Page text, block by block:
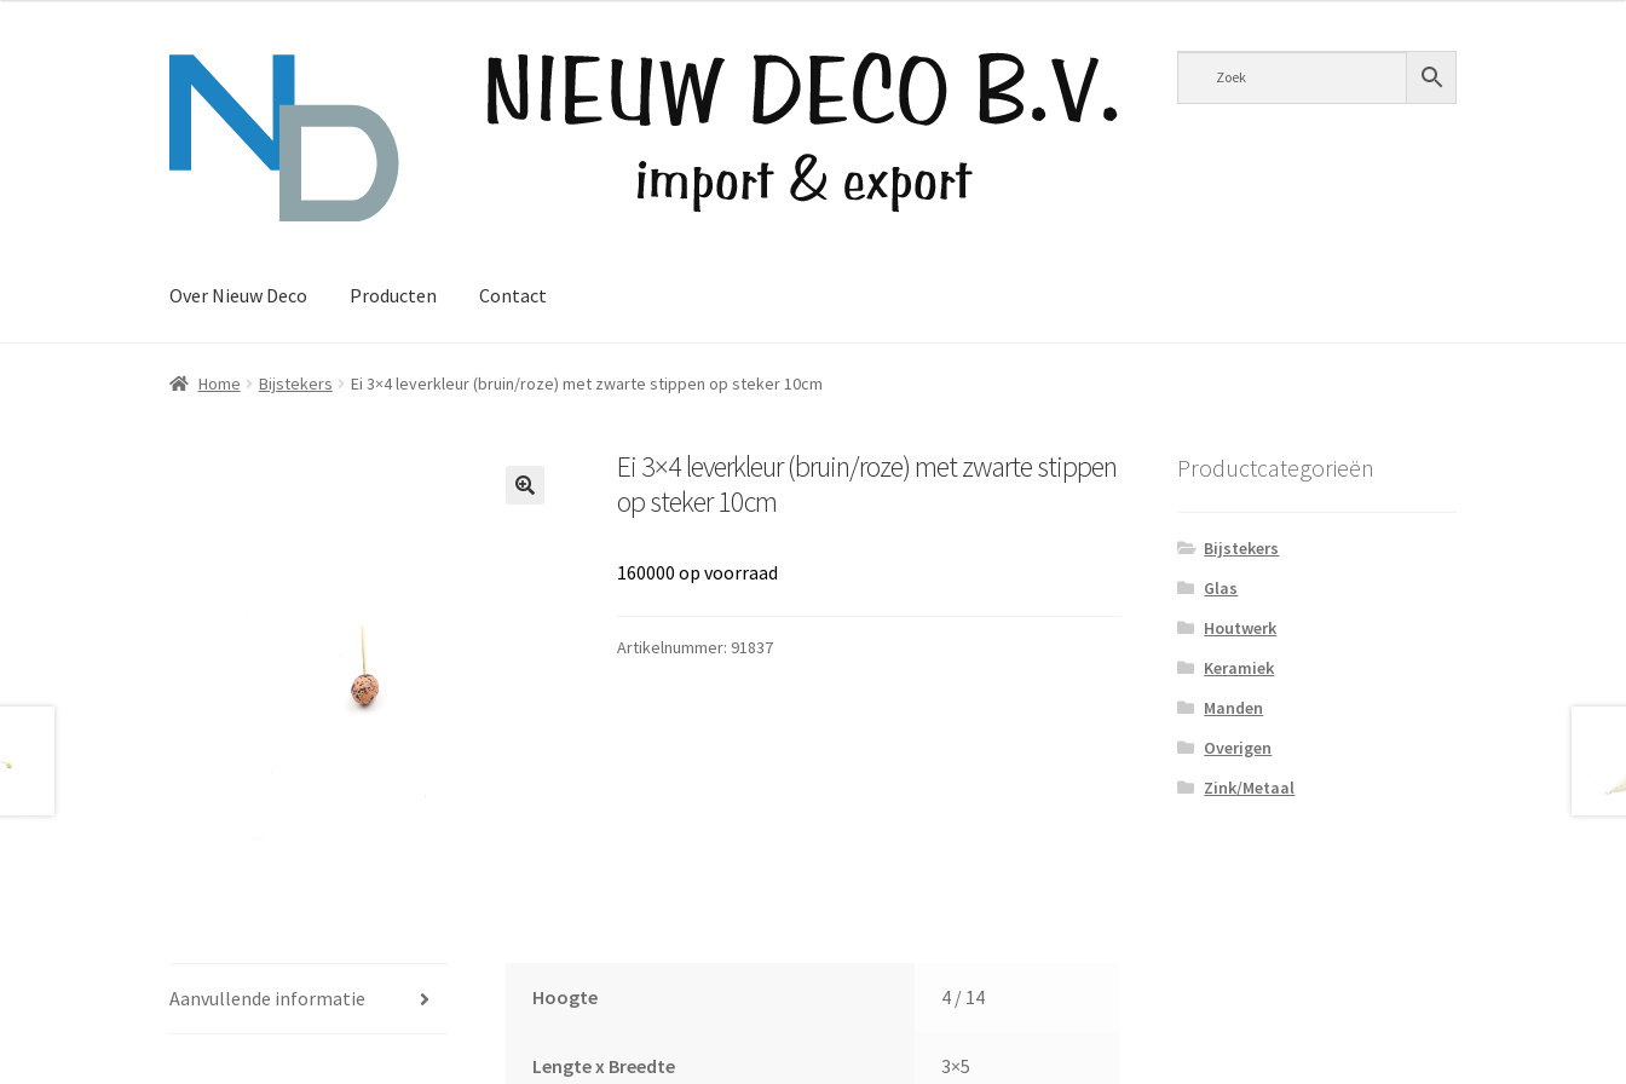
Ga
door
Ga
naar
Over Nieuw Deco Producten Contact
Home Bijstekers Ei 3×4 leverkleur (bruin/roze) met zwarte stippen op steker 10cm
Ei 3×4 leverkleur (bruin/roze) met zwarte stippen
op steker 10cm
160000 op voorraad
Artikelnummer: 91837
Aanvullende informatie Hoogte 4 / 14
Lengte x Breedte 3×5
Productcategorieën
Bijstekers
Glas
Houtwerk
Keramiek
Manden
Overigen
Zink/Metaal